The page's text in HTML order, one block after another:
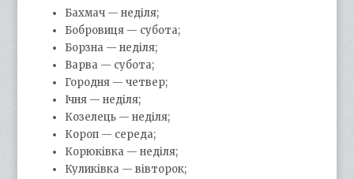
Бахмач — неділя;
Бобровиця — субота;
Борзна — неділя;
Варва — субота;
Городня — четвер;
Ічня — неділя;
Козелець — неділя;
Короп — середа;
Корюківка — неділя;
Куликівка — вівторок;